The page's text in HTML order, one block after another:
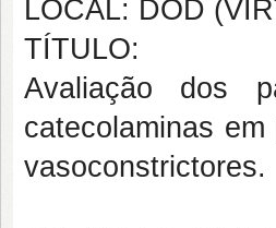
LOCAL: DOD
TÍTULO:
Avaliação dos
catecolaminas
vasoconstrictores.